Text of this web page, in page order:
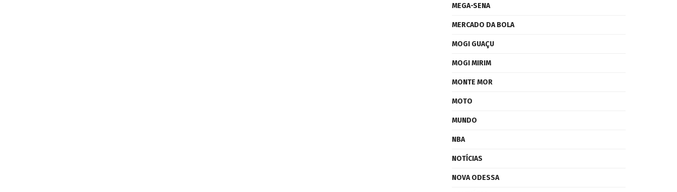
MEGA-SENA
MERCADO DA BOLA
MOGI GUAÇU
MOGI MIRIM
MONTE MOR
MOTO
MUNDO
NBA
NOTÍCIAS
NOVA ODESSA